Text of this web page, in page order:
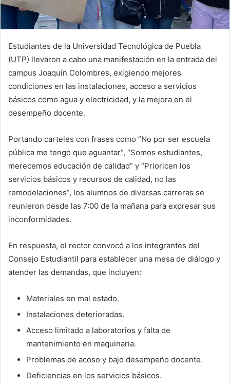
Estudiantes de la Universidad Tecnológica de Puebla
(UTP) llevaron a cabo una manifestación en la entrada del
campus Joaquín Colombres, exigiendo mejores
condiciones en las instalaciones, acceso a servicios
básicos como agua y electricidad, y la mejora en el
desempeño docente.
Portando carteles con frases como “No por ser escuela
pública me tengo que aguantar”, “Somos estudiantes,
merecemos educación de calidad” y “Prioricen los
servicios básicos y recursos de calidad, no las
remodelaciones”, los alumnos de diversas carreras se
reunieron desde las 7:00 de la mañana para expresar sus
inconformidades.
En respuesta, el rector convocó a los integrantes del
Consejo Estudiantil para establecer una mesa de diálogo y
atender las demandas, que incluyen:
Materiales en mal estado.
Instalaciones deterioradas.
Acceso limitado a laboratorios y falta de
mantenimiento en maquinaria.
Problemas de acoso y bajo desempeño docente.
Deficiencias en los servicios básicos.